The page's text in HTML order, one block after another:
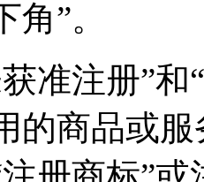
角”。
准注册”
的商品或